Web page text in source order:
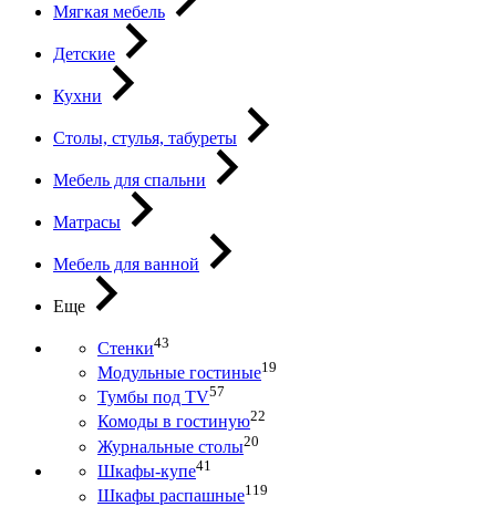
Мягкая мебель
Детские
Кухни
Столы, стулья, табуреты
Мебель для спальни
Матрасы
Мебель для ванной
Еще
Стенки43
Модульные гостиные19
Тумбы под ТV57
Комоды в гостиную22
Журнальные столы20
Шкафы-купе41
Шкафы распашные119